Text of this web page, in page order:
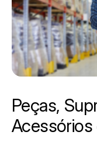
Peças,
Acessórios